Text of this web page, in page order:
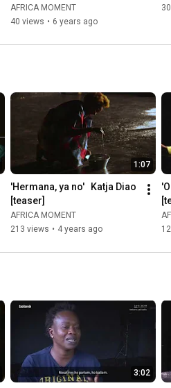
contemporànies africanes?
AFRICA MOMENT
40 views • 6 years ago
1:07
'Hermana, ya no'   Katja Diao
[teaser]
AFRICA MOMENT
213 views • 4 years ago
3:02